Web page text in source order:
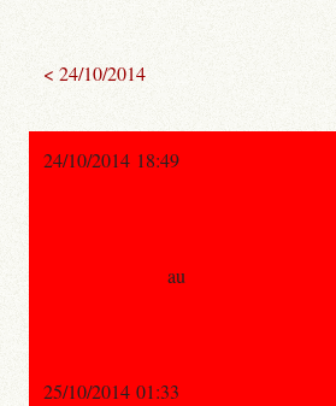
< 24/10/2014
24/10/2014 18:49
au
25/10/2014 01:33